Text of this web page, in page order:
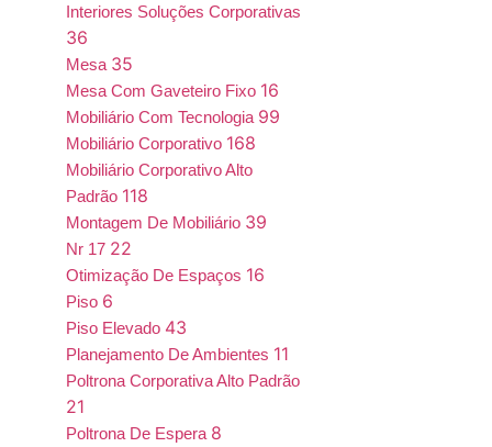
Interiores Soluções Corporativas
36
Mesa 35
Mesa Com Gaveteiro Fixo 16
Mobiliário Com Tecnologia 99
Mobiliário Corporativo 168
Mobiliário Corporativo Alto
Padrão 118
Montagem De Mobiliário 39
Nr 17 22
Otimização De Espaços 16
Piso 6
Piso Elevado 43
Planejamento De Ambientes 11
Poltrona Corporativa Alto Padrão
21
Poltrona De Espera 8